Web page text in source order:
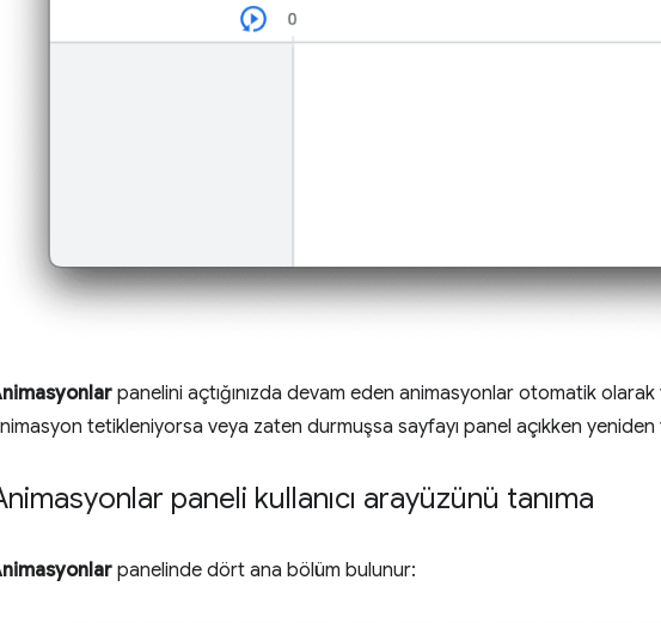
panelini açtığınızda devam eden animasyonlar otomatik
tetikleniyorsa veya zaten durmuşsa sayfayı panel açıkken yeniden
paneli kullanıcı arayüzünü tanıma
panelinde dört ana bölüm bulunur: